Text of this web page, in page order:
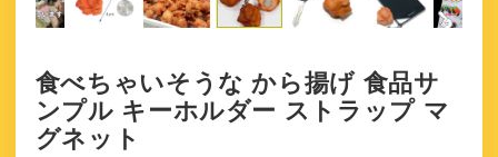
食べちゃいそうな から揚げ 食品サ
ンプル キーホルダー ストラップ マ
グネット